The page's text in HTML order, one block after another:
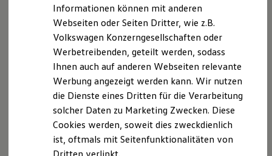
Lifestyle Shop
T-Roc Kollektion
Golf Kollektion
ID. Kollektion
Volkswagen Kollektion
R-Kollektion
GTI Kollektion
Fußball Drop
we drive football
#wedriveproud
Besitzer und Service
Software Updates
Ihre Ansprechpartnerbei Auto
Meyer Ochsenfurt
E-Mail schreiben
+49 9331 87290
Informationen können mit anderen
Webseiten oder Seiten Dritter, wie z.B.
Volkswagen Konzerngesellschaften oder
Werbetreibenden, geteilt werden, sodass
Ihnen auch auf anderen Webseiten relevante
Werbung angezeigt werden kann. Wir nutzen
die Dienste eines Dritten für die Verarbeitung
solcher Daten zu Marketing Zwecken. Diese
Cookies werden, soweit dies zweckdienlich
ist, oftmals mit Seitenfunktionalitäten von
Dritten verlinkt.